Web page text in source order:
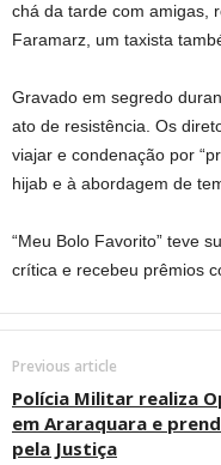
chá da tarde com amigas,
Faramarz, um taxista
Gravado em segredo
ato de resistência. Os
viajar e condenação por
hijab e à abordagem de
“Meu Bolo Favorito” teve
crítica e recebeu prêmios
Previous article
Polícia Militar realiza
em Araraquara e
pela Justiça